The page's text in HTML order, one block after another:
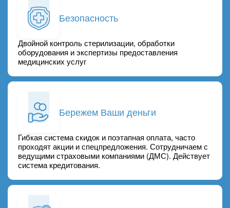
Безопасность
Двойной контроль стерилизации, обработки
оборудования и экспертизы предоставления
медицинских услуг
Бережем Ваши деньги
Гибкая система скидок и поэтапная оплата, часто
проходят акции и спецпредложения. Сотрудничаем с
ведущими страховыми компаниями (ДМС). Действует
система кредитования.